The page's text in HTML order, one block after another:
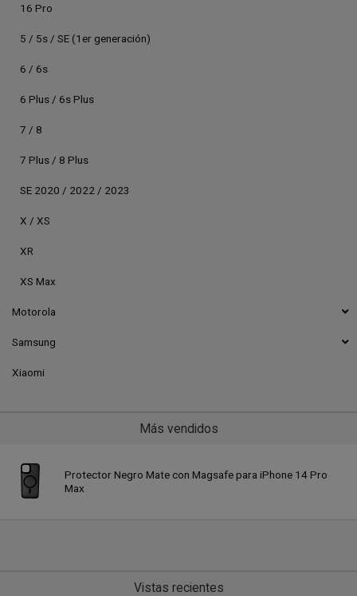
16 Pro
5 / 5s / SE (1er generación)
6 / 6s
6 Plus / 6s Plus
7 / 8
7 Plus / 8 Plus
SE 2020 / 2022 / 2023
X / XS
XR
XS Max
Motorola
Samsung
Xiaomi
Más vendidos
Protector Negro Mate con Magsafe para iPhone 14 Pro
Max
Vistas recientes